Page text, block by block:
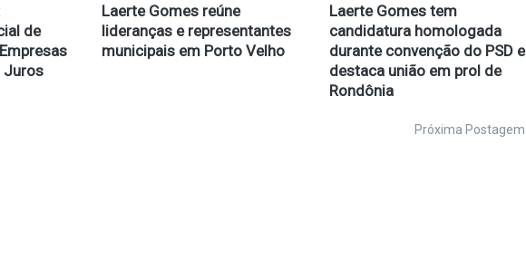
de
Juros
Laerte Gomes reúne
lideranças e representantes
municipais em Porto Velho
Laerte Gomes tem
candidatura homologada
durante convenção do PSD e
destaca união em prol de
Rondônia
Próxima Postagem